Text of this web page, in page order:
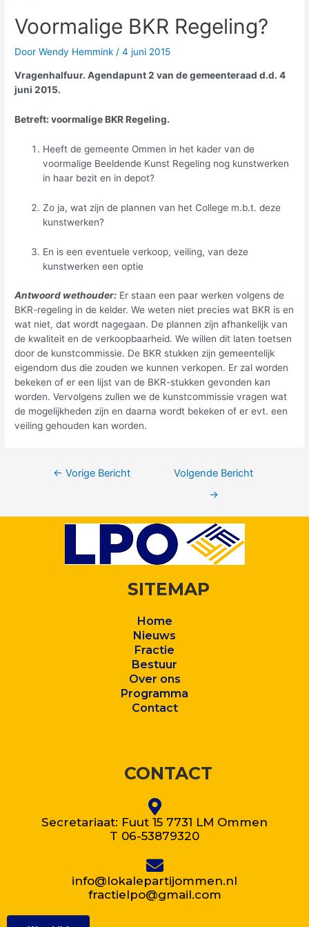
Voormalige BKR Regeling?
DoorWendy Hemmink/4 juni 2015
Vragenhalfuur. Agendapunt 2 van de gemeenteraad d.d. 4
juni 2015.
Betreft: voormalige BKR Regeling.
Heeft de gemeente Ommen in het kader van de
voormalige Beeldende Kunst Regeling nog kunstwerken
in haar bezit en in depot?
Zo ja, wat zijn de plannen van het College m.b.t. deze
kunstwerken?
En is een eventuele verkoop, veiling, van deze
kunstwerken een optie
Antwoord wethouder: Er staan een paar werken volgens de
BKR-regeling in de kelder. We weten niet precies wat BKR is en
wat niet, dat wordt nagegaan. De plannen zijn afhankelijk van
de kwaliteit en de verkoopbaarheid. We willen dit laten toetsen
door de kunstcommissie. De BKR stukken zijn gemeentelijk
eigendom dus die zouden we kunnen verkopen. Er zal worden
bekeken of er een lijst van de BKR-stukken gevonden kan
worden. Vervolgens zullen we de kunstcommissie vragen wat
de mogelijkheden zijn en daarna wordt bekeken of er evt. een
veiling gehouden kan worden.
← Vorige Bericht
Volgende Bericht
→
SITEMAP
Home
Nieuws
Fractie
Bestuur
Over ons
Programma
Contact
CONTACT
Secretariaat: Fuut 15 7731 LM Ommen
T 06-53879320
info@lokalepartijommen.nl
fractielpo@gmail.com